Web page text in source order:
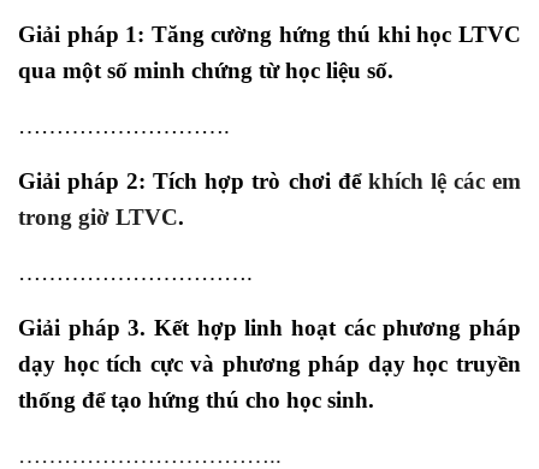
Giải pháp 1: Tăng cường hứng thú khi học LTVC
qua một số minh chứng từ học liệu số.
……………………….
Giải pháp 2: Tích hợp trò chơi để khích lệ các em
trong giờ LTVC.
………………………….
Giải pháp 3. Kết hợp linh hoạt các phương pháp
dạy học tích cực và phương pháp dạy học truyền
thống để tạo hứng thú cho học sinh.
……………………………..